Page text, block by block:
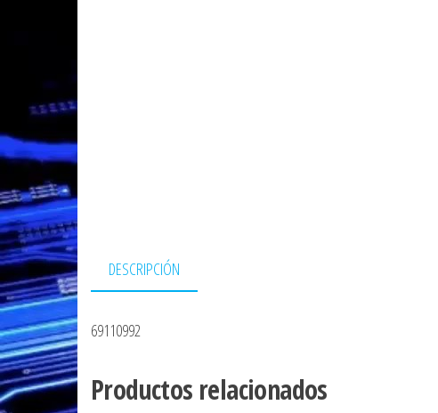
DESCRIPCIÓN
69110992
Productos relacionados